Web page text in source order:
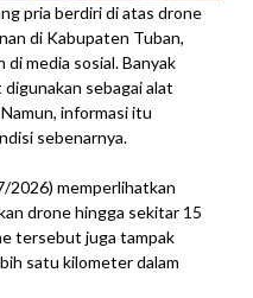
pria berdiri di atas drone
di Kabupaten Tuban,
di media sosial. Banyak
sebagai alat
informasi itu
sebenarnya.
2026) memperlihatkan
drone hingga sekitar 15
tersebut juga tampak
satu kilometer dalam